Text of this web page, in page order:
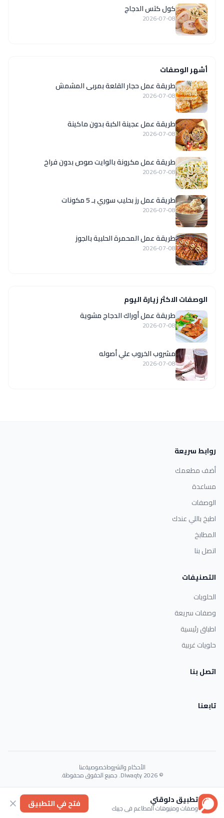
كول كتس الدجاج
2026-07-08
أشهر الوصفات
طريقة عمل حجار القلعة بمربى المشمش
2026-07-08
طريقة عمل عجينة الكبة بدون ماكينة
2026-07-08
طريقة عمل مكرونة بالوايت صوص بدون فراخ
2026-07-08
طريقة عمل رز بحليب سوري بـ 5 مكونات
2026-07-08
طريقة عمل المحمرة الحلبية بالجوز
2026-07-08
الوصفات الاكثر زيارة اليوم
طريقة عمل أوراك الدجاج مشوية
2026-07-08
مشروب الخروب علي أصوله
2026-07-08
روابط سريعة
أضف مطعمك
مساعدة
الوصفات
اطبخ باللي عندك
المطابخ
اتصل بنا
التصنيفات
الحلويات
وصفات سريعة
اطباق رئيسية
حلويات غربية
اتصل بنا
تابعنا
الأحكام والشروطخصوصيةعنا
© 2026 Dlwaqty. جميع الحقوق محفوظة.
Powered byGAIT
تطبيق دلوقتي
وصفات ومنيوهات المطاعم في جيبك فتح في التطبيق